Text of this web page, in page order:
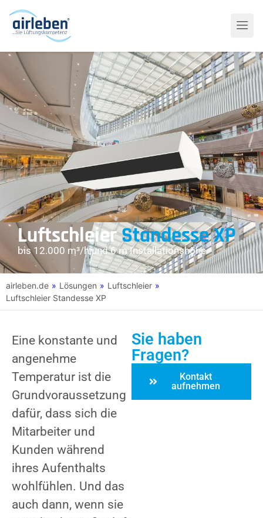
LuftschleierStandesse XP
bis 12.000 m³/h und 6 m Installationshöhe
airleben.de » Lösungen » Luftschleier »
Luftschleier Standesse XP
Eine konstante und
angenehme
Temperatur ist die
Grundvoraussetzung
dafür, dass sich die
Mitarbeiter und
Kunden während
ihres Aufenthalts
wohlfühlen. Und das
auch dann, wenn sie
Sie haben
Fragen?
Kontakt
aufnehmen